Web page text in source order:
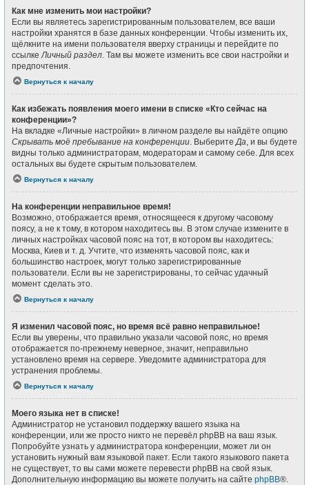
Как мне изменить мои настройки?
Если вы являетесь зарегистрированным пользователем, все ваши
настройки хранятся в базе данных конференции. Чтобы изменить их,
щёлкните на имени пользователя вверху страницы и перейдите по
ссылкеЛичный раздел. Там вы можете изменить все свои настройки и
предпочтения.
Вернуться к началу
Как избежать появления моего имени в списке «Кто сейчас на
конференции»?
На вкладке «Личные настройки» в личном разделе вы найдёте опцию
Скрывать моё пребывание на конференции. ВыберитеДа, и вы будете
видны только администраторам, модераторам и самому себе. Для всех
остальных вы будете скрытым пользователем.
Вернуться к началу
На конференции неправильное время!
Возможно, отображается время, относящееся к другому часовому
поясу, а не к тому, в котором находитесь вы. В этом случае измените в
личных настройках часовой пояс на тот, в котором вы находитесь:
Москва, Киев и т. д. Учтите, что изменять часовой пояс, как и
большинство настроек, могут только зарегистрированные
пользователи. Если вы не зарегистрированы, то сейчас удачный
момент сделать это.
Вернуться к началу
Я изменил часовой пояс, но время всё равно неправильное!
Если вы уверены, что правильно указали часовой пояс, но время
отображается по-прежнему неверное, значит, неправильно
установлено время на сервере. Уведомите администратора для
устранения проблемы.
Вернуться к началу
Моего языка нет в списке!
Администратор не установил поддержку вашего языка на
конференции, или же просто никто не перевёл phpBB на ваш язык.
Попробуйте узнать у администратора конференции, может ли он
установить нужный вам языковой пакет. Если такого языкового пакета
не существует, то вы сами можете перевести phpBB на свой язык.
Дополнительную информацию вы можете получить на сайте phpBB®.